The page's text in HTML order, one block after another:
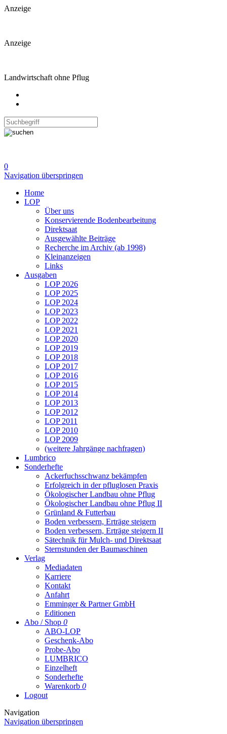
Anzeige
Anzeige
Landwirtschaft ohne Pflug
0
Navigation überspringen
Home
LOP
Über uns
Konservierende Bodenbearbeitung
Direktsaat
Ausgewählte Beiträge
Recherche im Archiv (ab 1998)
Kleinanzeigen
Links
Ausgaben
LOP 2026
LOP 2025
LOP 2024
LOP 2023
LOP 2022
LOP 2021
LOP 2020
LOP 2019
LOP 2018
LOP 2017
LOP 2016
LOP 2015
LOP 2014
LOP 2013
LOP 2012
LOP 2011
LOP 2010
LOP 2009
(weitere Jahrgänge nachfragen)
Lumbrico
Sonderhefte
Ackerfuchsschwanz bekämpfen
Erfolgreich in der pfluglosen Praxis
Ökologischer Landbau ohne Pflug
Ökologischer Landbau ohne Pflug II
Grünland & Futterbau
Boden verbessern, Erträge steigern
Boden verbessern, Erträge steigern II
Sätechnik für Mulch- und Direktsaat
Sternstunden der Baumaschinen
Verlag
Mediadaten
Karriere
Kontakt
Anfahrt
Emminger & Partner GmbH
Editionen
Abo / Shop 0
ABO-LOP
Geschenk-Abo
Probe-Abo
LUMBRICO
Einzelheft
Sonderhefte
Warenkorb 0
Logout
Navigation
Navigation überspringen